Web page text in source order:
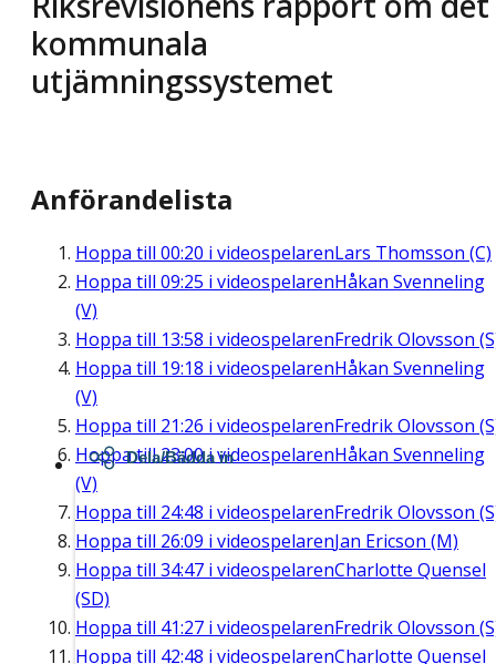
kommunala
utjämningssystemet
Anförandelista
Hoppa till 00:20 i videospelarenLars Thomsson (C)
Hoppa till 09:25 i videospelarenHåkan Svenneling
(V)
Hoppa till 13:58 i videospelarenFredrik Olovsson
Hoppa till 19:18 i videospelarenHåkan Svenneling
(V)
Hoppa till 21:26 i videospelarenFredrik Olovsson
Hoppa till23:00i videospelarenHåkan Svenneling
(V)
Hoppa till 24:48 i videospelarenFredrik Olovsson
Hoppa till 26:09 i videospelarenJan Ericson (M)
Hoppa till 34:47 i videospelarenCharlotte Quensel
(SD)
Hoppa till 41:27 i videospelarenFredrik Olovsson
Hoppa till 42:48 i videospelarenCharlotte Quensel
Dela/Bädda in